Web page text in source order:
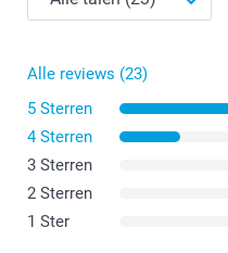
Alle reviews (23)
5 Sterren
4 Sterren
3 Sterren
2 Sterren
1 Ster